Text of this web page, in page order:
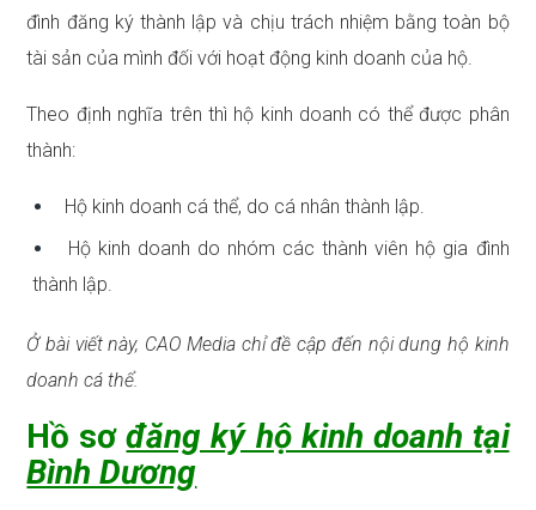
đình đăng ký thành lập và chịu trách nhiệm bằng toàn bộ
tài sản của mình đối với hoạt động kinh doanh của hộ.
Theo định nghĩa trên thì hộ kinh doanh có thể được phân
thành:
Hộ kinh doanh cá thể, do cá nhân thành lập.
Hộ kinh doanh do nhóm các thành viên hộ gia đình
thành lập.
Ở bài viết này, CAO Media chỉ đề cập đến nội dung hộ kinh
doanh cá thể.
Hồ sơđăng ký hộ kinh doanh tại
Bình Dương